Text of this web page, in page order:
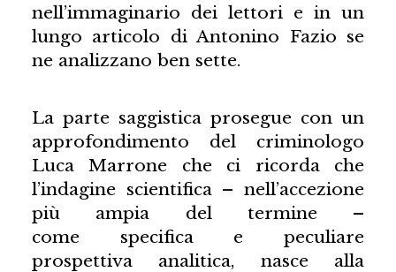
nell’immaginario dei lettori e in un
lungo articolo di Antonino Fazio se
ne analizzano ben sette.
La parte saggistica prosegue con un
approfondimento del criminologo
Luca Marrone che ci ricorda che
l’indagine scientifica – nell’accezione
più ampia del termine –
come specifica e peculiare
prospettiva analitica, nasce alla